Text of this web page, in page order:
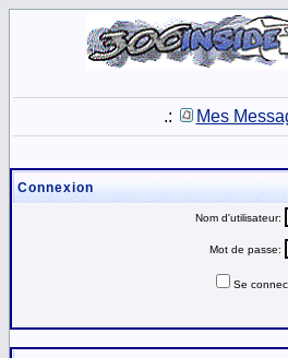
.: Mes
Connexion
Nom d'utilisateur:
Mot de passe:
Se